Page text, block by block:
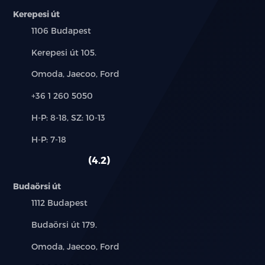
Hátsó szellőzők
Boot parcel shelf
12V-os csatlakozó
Hátsó kartámasz 2 pohártartóval
PM2.5 levegőszűrő
8.8" LCD műszerfal
Kerepesi út
Település:
1106 Budapest
Cím:
Kerepesi út 105.
Márkák:
Omoda, Jaecoo, Ford
Telefon:
+36 1 260 5050
Új-
használt
H-P: 8-18, SZ: 10-13
Alkatrész,
H-P: 7-18
4.2
Budaörsi út
Település:
1112 Budapest
Cím:
Budaörsi út 179.
Márkák:
Omoda, Jaecoo, Ford